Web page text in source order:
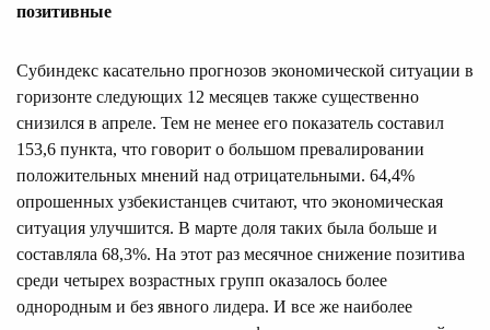
позитивные
Субиндекс касательно прогнозов экономической ситуации в
горизонте следующих 12 месяцев также существенно
снизился в апреле. Тем не менее его показатель составил
153,6 пункта, что говорит о большом превалировании
положительных мнений над отрицательными. 64,4%
опрошенных узбекистанцев считают, что экономическая
ситуация улучшится. В марте доля таких была больше и
составляла 68,3%. На этот раз месячное снижение позитива
среди четырех возрастных групп оказалось более
однородным и без явного лидера. И все же наиболее